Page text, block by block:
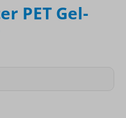
PET Gel-